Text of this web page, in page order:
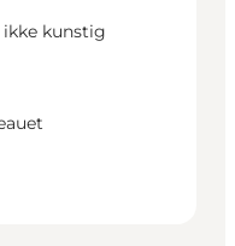
kunstig